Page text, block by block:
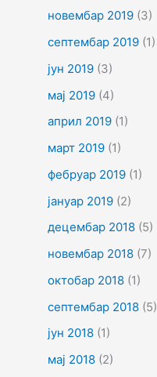
новембар 2019(3)
септембар 2019(1)
јун 2019(3)
мај 2019(4)
април 2019(1)
март 2019(1)
фебруар 2019(1)
јануар 2019(2)
децембар 2018(5)
новембар 2018(7)
октобар 2018(1)
септембар 2018(5)
јун 2018(1)
мај 2018(2)